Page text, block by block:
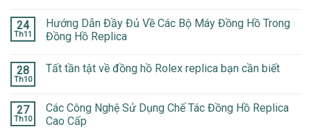
24
Th11
Hướng Dẫn Đầy Đủ Về Các Bộ Máy Đồng Hồ Trong
Đồng Hồ Replica
28
Th10
Tất tần tật về đồng hồ Rolex replica bạn cần biết
27
Th10
Các Công Nghệ Sử Dụng Chế Tác Đồng Hồ Replica
Cao Cấp